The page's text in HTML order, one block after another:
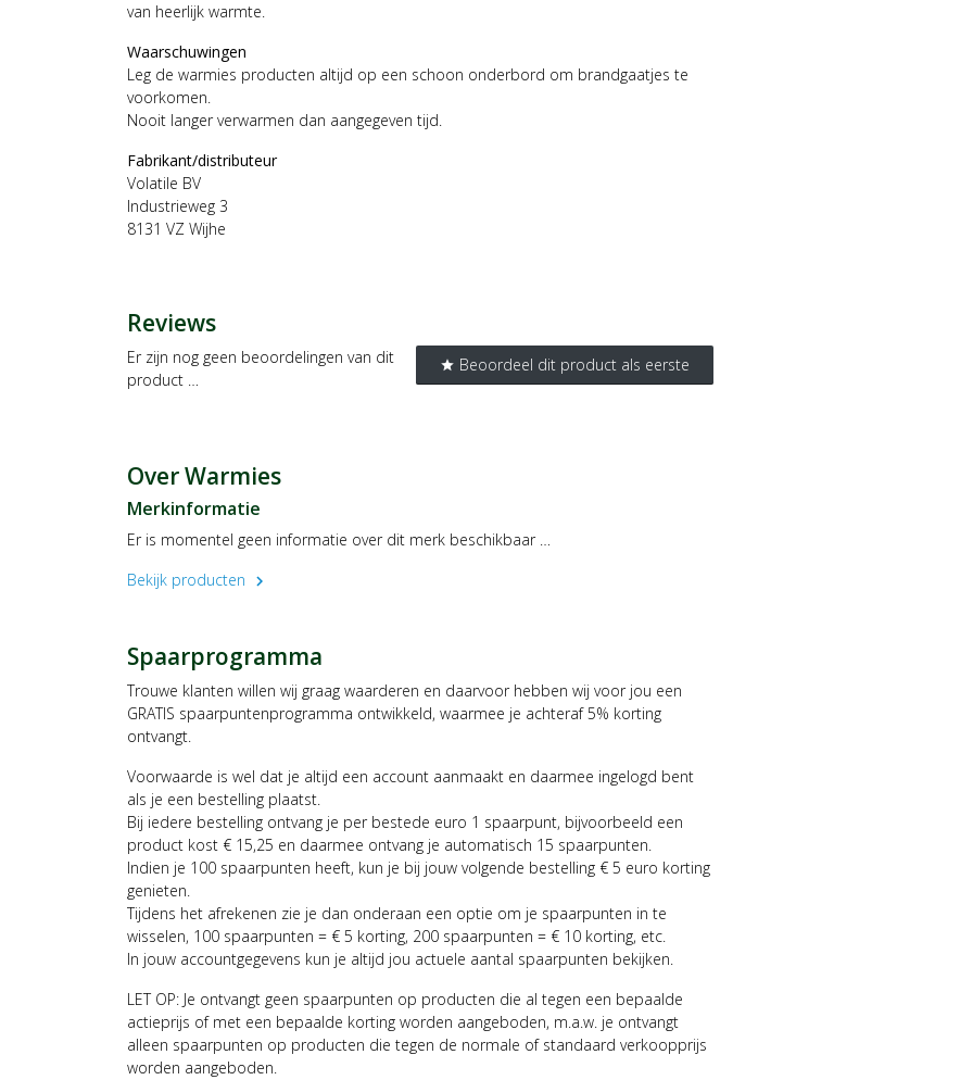
van heerlijk warmte.
Waarschuwingen
Leg de warmies producten altijd op een schoon onderbord om brandgaatjes te
voorkomen.
Nooit langer verwarmen dan aangegeven tijd.
Fabrikant/distributeur
Volatile BV
Industrieweg 3
8131 VZ Wijhe
Reviews
star Beoordeel dit product als eerste
Er zijn nog geen beoordelingen van dit
product …
Over Warmies
Merkinformatie
Er is momentel geen informatie over dit merk beschikbaar …
Bekijk producten
chevron_right
Spaarprogramma
Trouwe klanten willen wij graag waarderen en daarvoor hebben wij voor jou een
GRATIS spaarpuntenprogramma ontwikkeld, waarmee je achteraf 5% korting
ontvangt.
Voorwaarde is wel dat je altijd een account aanmaakt en daarmee ingelogd bent
als je een bestelling plaatst.
Bij iedere bestelling ontvang je per bestede euro 1 spaarpunt, bijvoorbeeld een
product kost € 15,25 en daarmee ontvang je automatisch 15 spaarpunten.
Indien je 100 spaarpunten heeft, kun je bij jouw volgende bestelling € 5 euro korting
genieten.
Tijdens het afrekenen zie je dan onderaan een optie om je spaarpunten in te
wisselen, 100 spaarpunten = € 5 korting, 200 spaarpunten = € 10 korting, etc.
In jouw accountgegevens kun je altijd jou actuele aantal spaarpunten bekijken.
LET OP: Je ontvangt geen spaarpunten op producten die al tegen een bepaalde
actieprijs of met een bepaalde korting worden aangeboden, m.a.w. je ontvangt
alleen spaarpunten op producten die tegen de normale of standaard verkoopprijs
worden aangeboden.